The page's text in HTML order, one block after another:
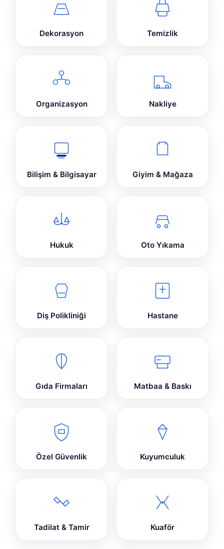
Dekorasyon Temizlik
Organizasyon Nakliye
Bilişim & Bilgisayar Giyim & Mağaza
Hukuk Oto Yıkama
Diş Polikliniği Hastane
Gıda Firmaları Matbaa & Baskı
Özel Güvenlik Kuyumculuk
Tadilat & Tamir Kuaför